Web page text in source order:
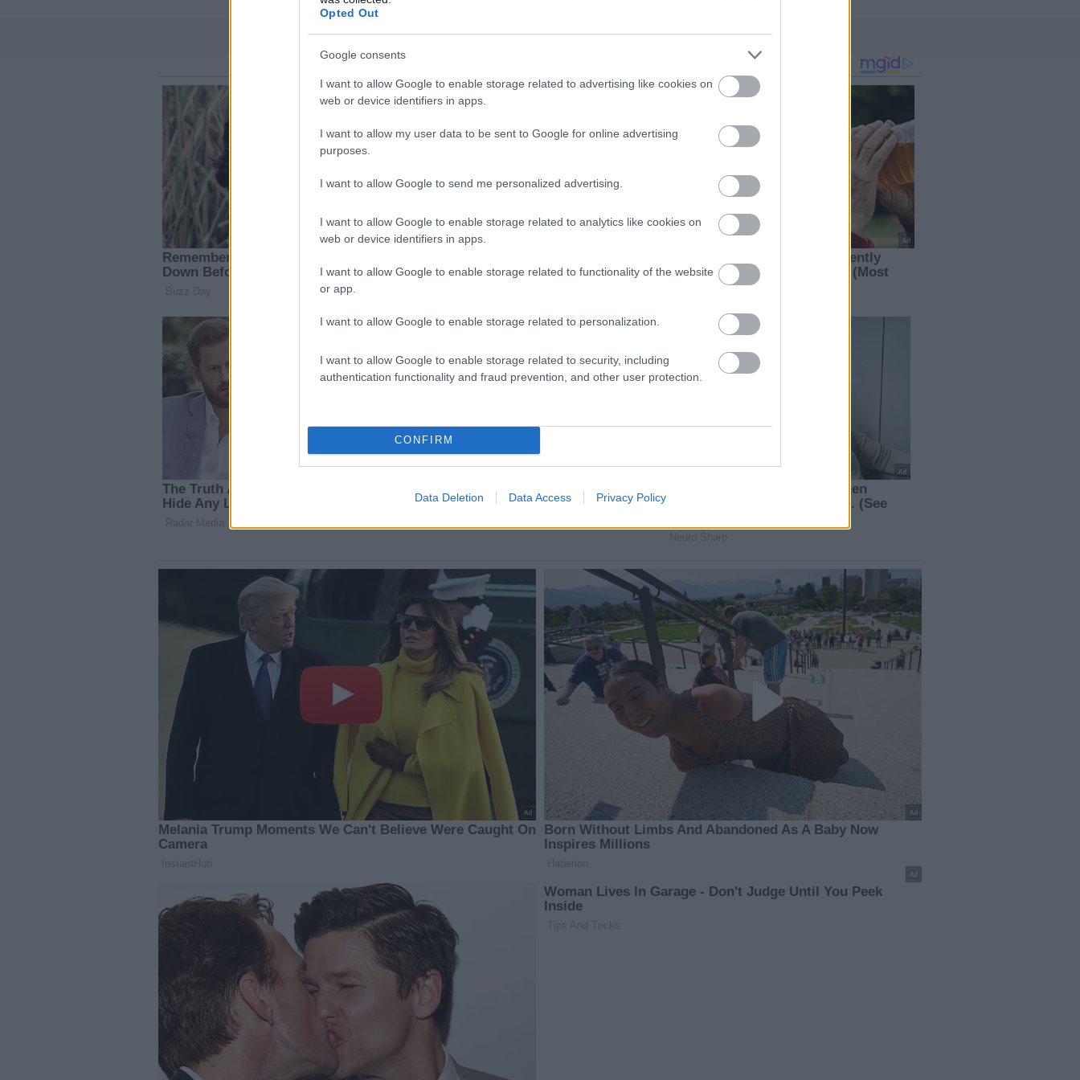
Opted Out
Google consents
I want to allow Google to enable storage related to advertising like cookies on
web or device identifiers in apps.
I want to allow my user data to be sent to Google for online advertising
purposes.
I want to allow Google to send me personalized advertising.
I want to allow Google to enable storage related to analytics like cookies on
web or device identifiers in apps.
I want to allow Google to enable storage related to functionality of the website
or app.
I want to allow Google to enable storage related to personalization.
I want to allow Google to enable storage related to security, including
authentication functionality and fraud prevention, and other user protection.
CONFIRM
Data Deletion Data Access Privacy Policy